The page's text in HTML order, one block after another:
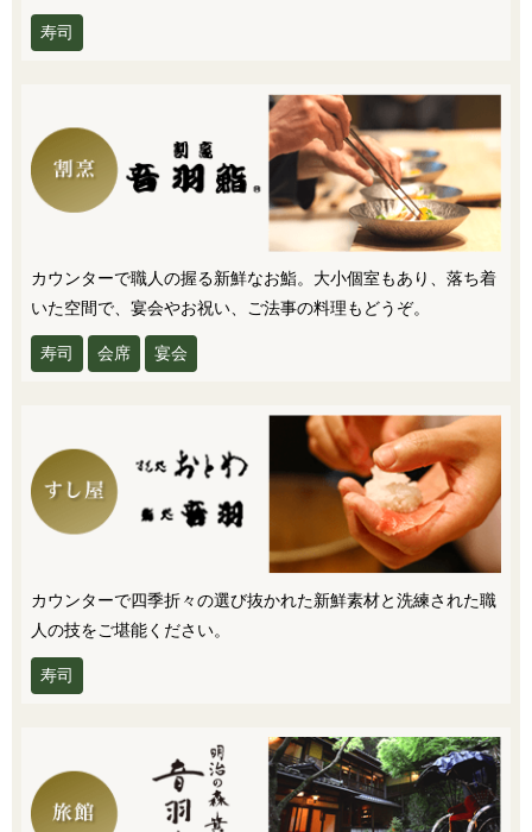
寿司
カウンターで職人の握る新鮮なお鮨。大小個室もあり、落ち着
いた空間で、宴会やお祝い、ご法事の料理もどうぞ。
寿司 会席 宴会
カウンターで四季折々の選び抜かれた新鮮素材と洗練された職
人の技をご堪能ください。
寿司